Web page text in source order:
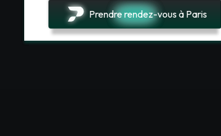
Prendre rendez-vous à Paris